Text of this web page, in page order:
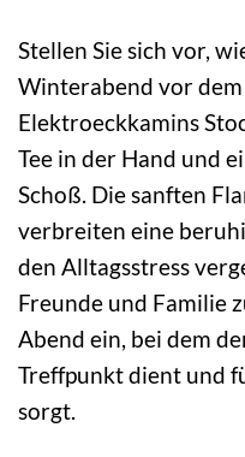
Stellen Sie sich vor,
Winterabend vor
Elektroeckkamins
Tee in der Hand und
Schoß. Die sanften
verbreiten eine
den Alltagsstress
Freunde und Familie
Abend ein, bei dem
Treffpunkt dient und
sorgt.